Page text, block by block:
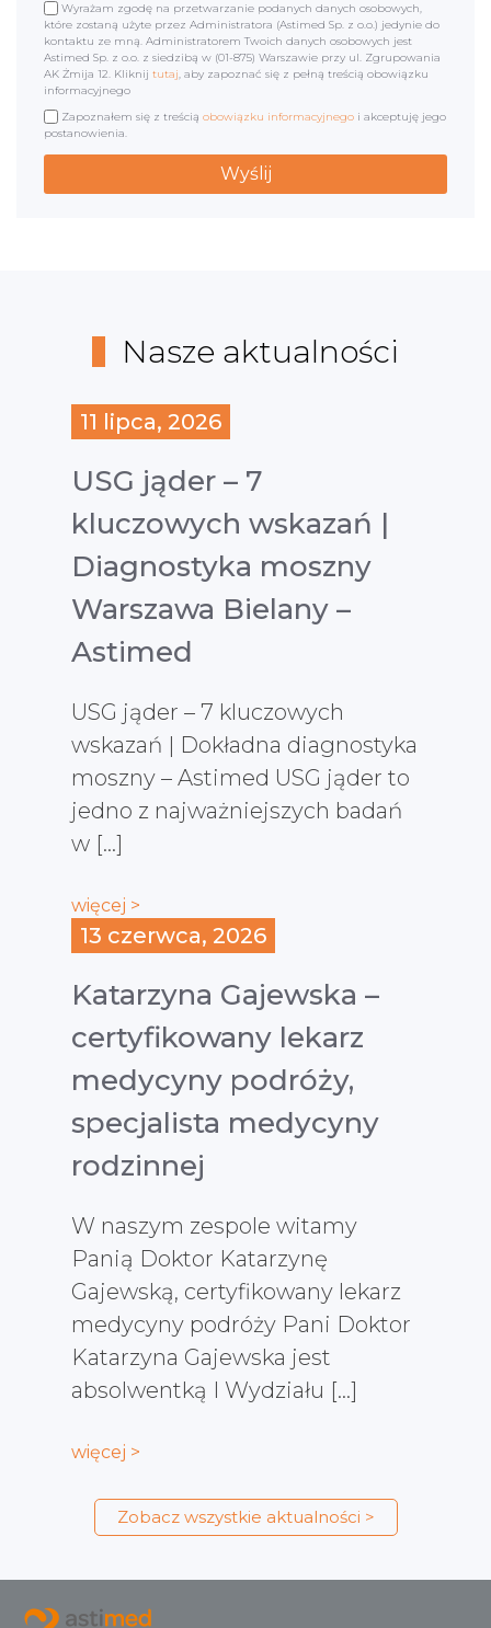
Wyrażam zgodę na przetwarzanie podanych danych osobowych,
które zostaną użyte przez Administratora (Astimed Sp. z o.o.) jedynie do
kontaktu ze mną. Administratorem Twoich danych osobowych jest
Astimed Sp. z o.o. z siedzibą w (01-875) Warszawie przy ul. Zgrupowania
AK Żmija 12. Kliknij tutaj, aby zapoznać się z pełną treścią obowiązku
informacyjnego
Zapoznałem się z treścią obowiązku informacyjnego i akceptuję jego
postanowienia.
Nasze aktualności
11 lipca, 2026
USG jąder – 7
kluczowych wskazań |
Diagnostyka moszny
Warszawa Bielany –
Astimed
USG jąder – 7 kluczowych
wskazań | Dokładna diagnostyka
moszny – Astimed USG jąder to
jedno z najważniejszych badań
w […]
więcej >
13 czerwca, 2026
Katarzyna Gajewska –
certyfikowany lekarz
medycyny podróży,
specjalista medycyny
rodzinnej
W naszym zespole witamy
Panią Doktor Katarzynę
Gajewską, certyfikowany lekarz
medycyny podróży Pani Doktor
Katarzyna Gajewska jest
absolwentką I Wydziału […]
więcej >
Zobacz wszystkie aktualności >